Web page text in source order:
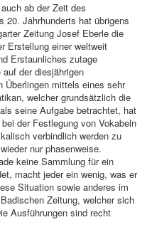
ab der Zeit des
20. Jahrhunderts hat übrigens
Zeitung Josef Eberle die
Erstellung einer weltweit
Erstaunliches zutage
der diesjährigen
Überlingen mittels eines sehr
welcher grundsätzlich die
seine Aufgabe betrachtet, hat
der Festlegung von Vokabeln
verbindlich werden zu
nur phasenweise.
keine Sammlung für ein
macht jeder ein wenig, was er
Situation sowie anderes im
Zeitung, welcher sich
Ausführungen sind recht